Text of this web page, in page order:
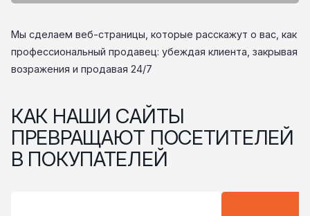
Мы сделаем веб-страницы, которые расскажут о вас, как
профессиональный продавец: убеждая клиента, закрывая
возражения и продавая 24/7
КАК НАШИ САЙТЫ
ПРЕВРАЩАЮТ ПОСЕТИТЕЛЕЙ
В ПОКУПАТЕЛЕЙ